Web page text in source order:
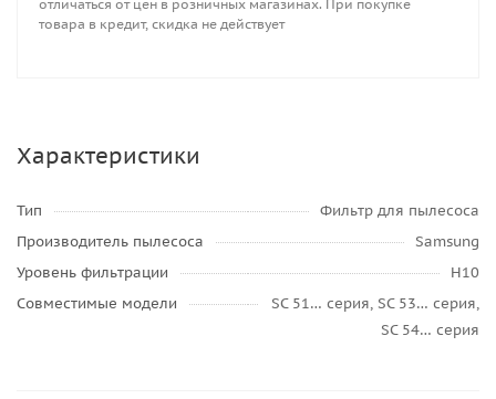
отличаться от цен в розничных магазинах. При покупке
товара в кредит, скидка не действует
Характеристики
Тип
Фильтр для пылесоса
Производитель пылесоса
Samsung
Уровень фильтрации
H10
Совместимые модели
SC 51… серия, SC 53… серия,
SC 54… серия